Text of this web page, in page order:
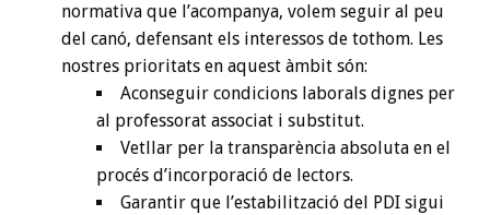
normativa que l’acompanya, volem seguir al peu
del canó, defensant els interessos de tothom. Les
nostres prioritats en aquest àmbit són:
Aconseguir condicions laborals dignes per
al professorat associat i substitut.
Vetllar per la transparència absoluta en el
procés d’incorporació de lectors.
Garantir que l’estabilització del PDI sigui